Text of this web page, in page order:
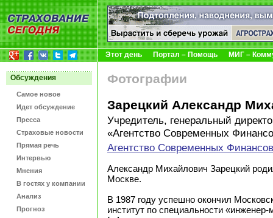
Этот день Портал – Помощь МИГ –
Обсуждения
Самое новое
Идет обсуждение
Пресса
Страховые новости
Прямая речь
Интервью
Мнения
В гостях у компании
Анализ
Прогноз
Фотографии
Зарецкий Александр
Учредитель, генеральный
«Агентство Современных
Агентство Современных Финансов
Александр Михайлович Зарецкий
Москве.
В 1987 году успешно окончил
институт по специальности